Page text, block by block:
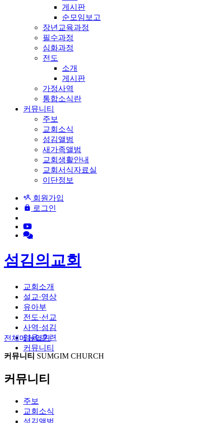
게시판
순모임보고
장년교육과정
필수과정
심화과정
전도
소개
게시판
가정사역
통합소식란
커뮤니티
주보
교회소식
섬김앨범
새가족앨범
교회생활안내
교회서식자료실
이단정보
회원가입
로그인
섬김의교회
교회소개
설교·영상
유아부
전도·선교
사역·섬김
양육·훈련
커뮤니티
전체메뉴열기
커뮤니티 SUMGIM CHURCH
커뮤니티
주보
교회소식
섬김앨범